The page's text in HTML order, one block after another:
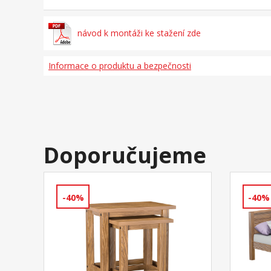
návod k montáži ke stažení zde
Informace o produktu a bezpečnosti
Doporučujeme
-40% -40%